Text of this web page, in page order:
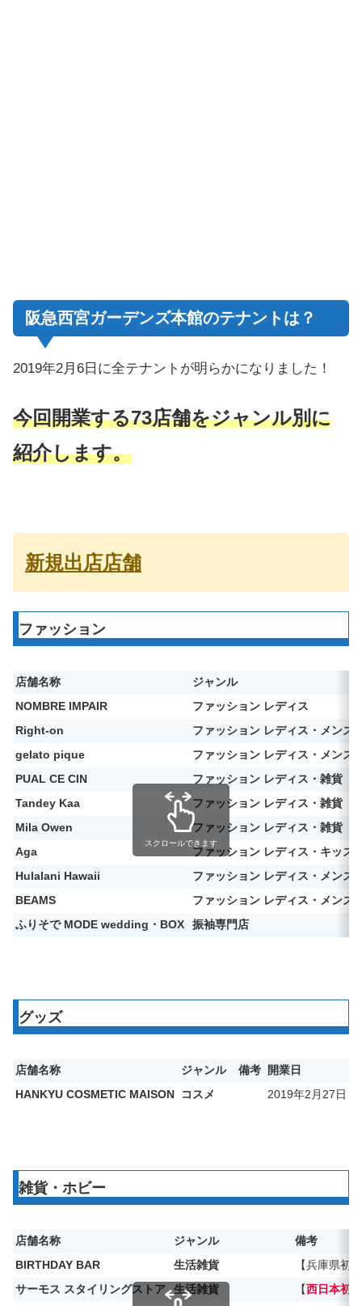
阪急西宮ガーデンズ本館のテナントは？
2019年2月6日に全テナントが明らかになりました！
今回開業する73店舗をジャンル別に
紹介します。
新規出店店舗
ファッション
店舗名称
ジャンル
NOMBRE IMPAIR
ファッション レディス
Right-on
ファッション レディス・メンズ
gelato pique
ファッション レディス・メンズ
PUAL CE CIN
ファッション レディス・雑貨
Tandey Kaa
ファッション レディス・雑貨
Mila Owen
ファッション レディス・雑貨
Aga
ファッション レディス・キッズ
Hulalani Hawaii
ファッション レディス・メンズ
BEAMS
ファッション レディス・メンズ
ふりそで MODE wedding・BOX
振袖専門店
スクロールできます
グッズ
店舗名称 ジャンル 備考
開業日
HANKYU COSMETIC MAISON
コスメ 2019年2月27日
雑貨・ホビー
店舗名称 ジャンル
備考
BIRTHDAY BAR
生活雑貨
【兵庫県初
サーモス スタイリングストア 生活雑貨 【西日本初